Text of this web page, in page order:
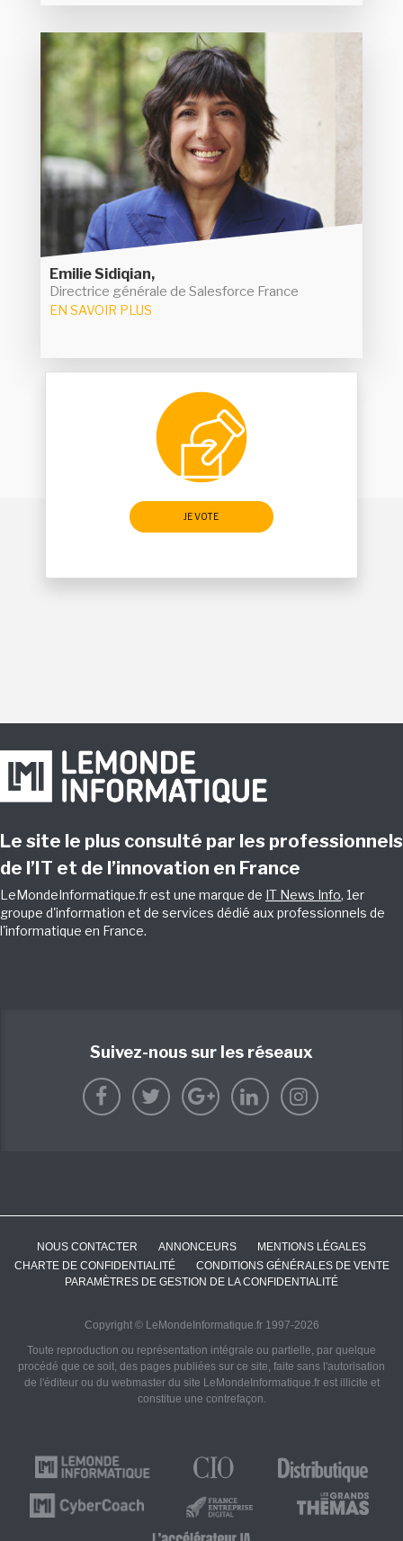
Emilie Sidiqian,
Directrice générale de Salesforce France
EN SAVOIR PLUS
Emilie Sidiqian
Arrivée en 2021 à la tête de Salesforce France,
Emilie Sidiqian a pu compter sur des
investissements importants (3,5 Md$ sur 5 ans)
pour développer l'activité de la filiale. Elle a mis en
ordre de marche l'intégration des différentes
acquisitions de Salesforce (Tableau, Slack) et
présenter aux clients
les efforts de la société
dans le domaine de la GenAI.
JE VOTE
Le site le plus consulté par les professionnels
de l’IT et de l’innovation en France
LeMondeInformatique.fr est une marque de IT News Info, 1er
groupe d'information et de services dédié aux professionnels de
l'informatique en France.
Suivez-nous sur les réseaux
NOUS CONTACTER ANNONCEURS
MENTIONS LÉGALES
CHARTE DE CONFIDENTIALITÉ
CONDITIONS GÉNÉRALES DE VENTE
PARAMÈTRES DE GESTION DE LA CONFIDENTIALITÉ
Copyright © LeMondeInformatique.fr 1997-2026
Toute reproduction ou représentation intégrale ou partielle, par quelque
procédé que ce soit, des pages publiées sur ce site, faite sans l'autorisation
de l'éditeur ou du webmaster du site LeMondeInformatique.fr est illicite et
constitue une contrefaçon.